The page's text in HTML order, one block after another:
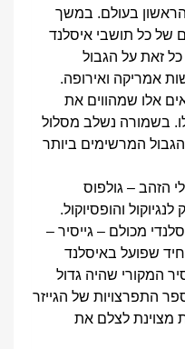
בעולם. במשך
של כל תושבי איסלנד
זאת על הגבול
אמריקה ואירופה.
אלו שמהווים את
בשמורה נשלב מסלול
המרשימים ביותר
הזהב – גולפוס
והופסיוקול.
מכולם – גייסיר –
שפועל באיסלנד
המקורי שהיה גדול
התפרצויות של הגייזר
מצוינת לצלם את